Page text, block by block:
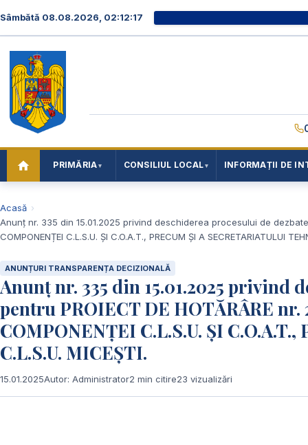
Sâmbătă 08.08.2026, 02:12:17
PRIMĂRIA CONSILIUL LOCAL INFORMAȚII DE
Acasă
Anunț nr. 335 din 15.01.2025 privind deschiderea procesului de
COMPONENȚEI C.L.S.U. ȘI C.O.A.T., PRECUM ȘI A SECRETARIATULUI
ANUNȚURI TRANSPARENȚA DECIZIONALĂ
Anunț nr. 335 din 15.01.2025 privind
pentru PROIECT DE HOTĂRÂRE nr.
COMPONENȚEI C.L.S.U. ȘI
C.L.S.U. MICEȘTI.
15.01.2025Autor: Administrator2 min citire23 vizualizări